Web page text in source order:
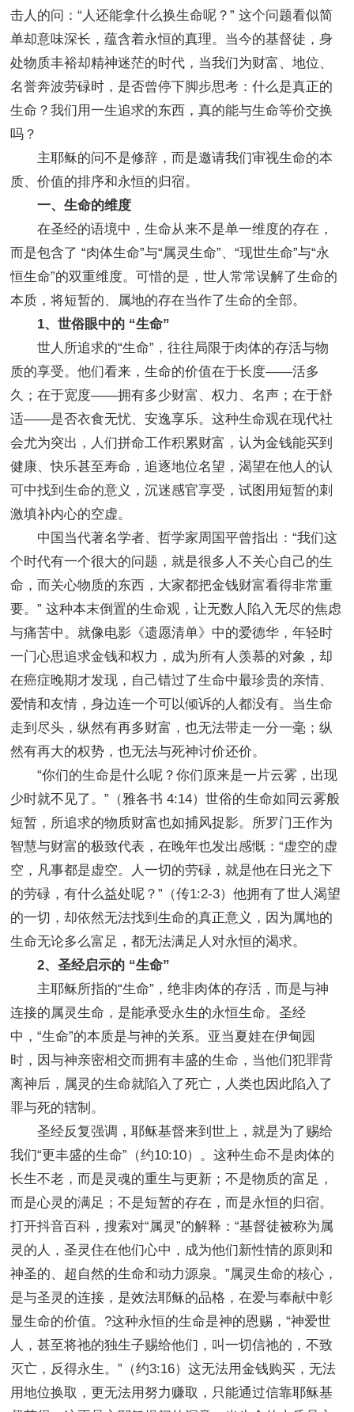
击人的问：“人还能拿什么换生命呢？” 这个问题看似简
单却意味深长，蕴含着永恒的真理。当今的基督徒，身
处物质丰裕却精神迷茫的时代，当我们为财富、地位、
名誉奔波劳碌时，是否曾停下脚步思考：什么是真正的
生命？我们用一生追求的东西，真的能与生命等价交换
吗？
主耶稣的问不是修辞，而是邀请我们审视生命的本
质、价值的排序和永恒的归宿。
一、生命的维度
在圣经的语境中，生命从来不是单一维度的存在，
而是包含了 “肉体生命”与“属灵生命”、“现世生命”与“永
恒生命”的双重维度。可惜的是，世人常常误解了生命的
本质，将短暂的、属地的存在当作了生命的全部。
1、世俗眼中的 “生命”
世人所追求的“生命”，往往局限于肉体的存活与物
质的享受。他们看来，生命的价值在于长度——活多
久；在于宽度——拥有多少财富、权力、名声；在于舒
适——是否衣食无忧、安逸享乐。这种生命观在现代社
会尤为突出，人们拼命工作积累财富，认为金钱能买到
健康、快乐甚至寿命，追逐地位名望，渴望在他人的认
可中找到生命的意义，沉迷感官享受，试图用短暂的刺
激填补内心的空虚。
中国当代著名学者、哲学家周国平曾指出：“我们这
个时代有一个很大的问题，就是很多人不关心自己的生
命，而关心物质的东西，大家都把金钱财富看得非常重
要。” 这种本末倒置的生命观，让无数人陷入无尽的焦虑
与痛苦中。就像电影《遗愿清单》中的爱德华，年轻时
一门心思追求金钱和权力，成为所有人羡慕的对象，却
在癌症晚期才发现，自己错过了生命中最珍贵的亲情、
爱情和友情，身边连一个可以倾诉的人都没有。当生命
走到尽头，纵然有再多财富，也无法带走一分一毫；纵
然有再大的权势，也无法与死神讨价还价。
“你们的生命是什么呢？你们原来是一片云雾，出现
少时就不见了。”（雅各书 4:14）世俗的生命如同云雾般
短暂，所追求的物质财富也如捕风捉影。所罗门王作为
智慧与财富的极致代表，在晚年也发出感慨：“虚空的虚
空，凡事都是虚空。人一切的劳碌，就是他在日光之下
的劳碌，有什么益处呢？”（传1:2-3）他拥有了世人渴望
的一切，却依然无法找到生命的真正意义，因为属地的
生命无论多么富足，都无法满足人对永恒的渴求。
2、圣经启示的 “生命”
主耶稣所指的“生命”，绝非肉体的存活，而是与神
连接的属灵生命，是能承受永生的永恒生命。圣经
中，“生命”的本质是与神的关系。亚当夏娃在伊甸园
时，因与神亲密相交而拥有丰盛的生命，当他们犯罪背
离神后，属灵的生命就陷入了死亡，人类也因此陷入了
罪与死的辖制。
圣经反复强调，耶稣基督来到世上，就是为了赐给
我们“更丰盛的生命”（约10:10）。这种生命不是肉体的
长生不老，而是灵魂的重生与更新；不是物质的富足，
而是心灵的满足；不是短暂的存在，而是永恒的归宿。
打开抖音百科，搜索对“属灵”的解释：“基督徒被称为属
灵的人，圣灵住在他们心中，成为他们新性情的原则和
神圣的、超自然的生命和动力源泉。”属灵生命的核心，
是与圣灵的连接，是效法耶稣的品格，在爱与奉献中彰
显生命的价值。?这种永恒的生命是神的恩赐，“神爱世
人，甚至将祂的独生子赐给他们，叫一切信祂的，不致
灭亡，反得永生。”（约3:16）这无法用金钱购买，无法
用地位换取，更无法用努力赚取，只能通过信靠耶稣基